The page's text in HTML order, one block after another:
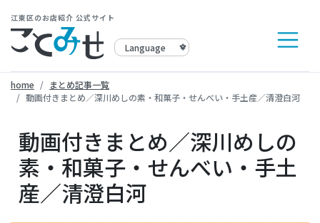
江東区のお店紹介 公式サイト
home
まとめ記事一覧
動画付きまとめ／深川めしの素・和菓子・せんべい・手土産／清澄白河
動画付きまとめ／深川めしの
素・和菓子・せんべい・手土
産／清澄白河